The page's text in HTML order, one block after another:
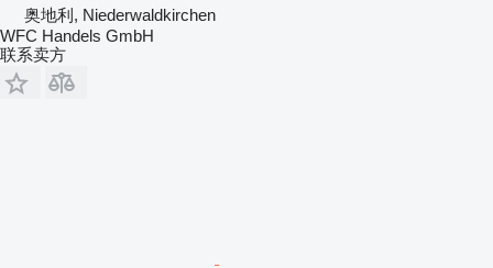
奥地利, Niederwaldkirchen
WFC Handels GmbH
联系卖方